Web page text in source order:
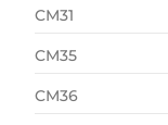
CM31
CM35
CM36